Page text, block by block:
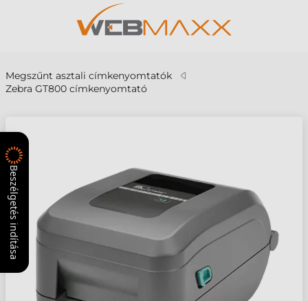
Megszűnt asztali címkenyomtatók
Zebra GT800 címkenyomtató
Beszélgetés indítása